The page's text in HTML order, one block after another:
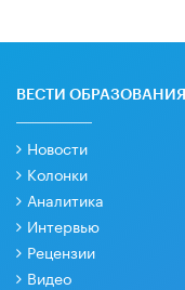
ВЕСТИ ОБРАЗОВАНИЯ
Новости
Колонки
Аналитика
Интервью
Рецензии
Видео